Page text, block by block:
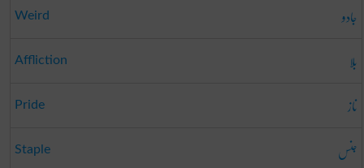
Weird جادو
Affliction بلا
Pride ناز
Staple جنس